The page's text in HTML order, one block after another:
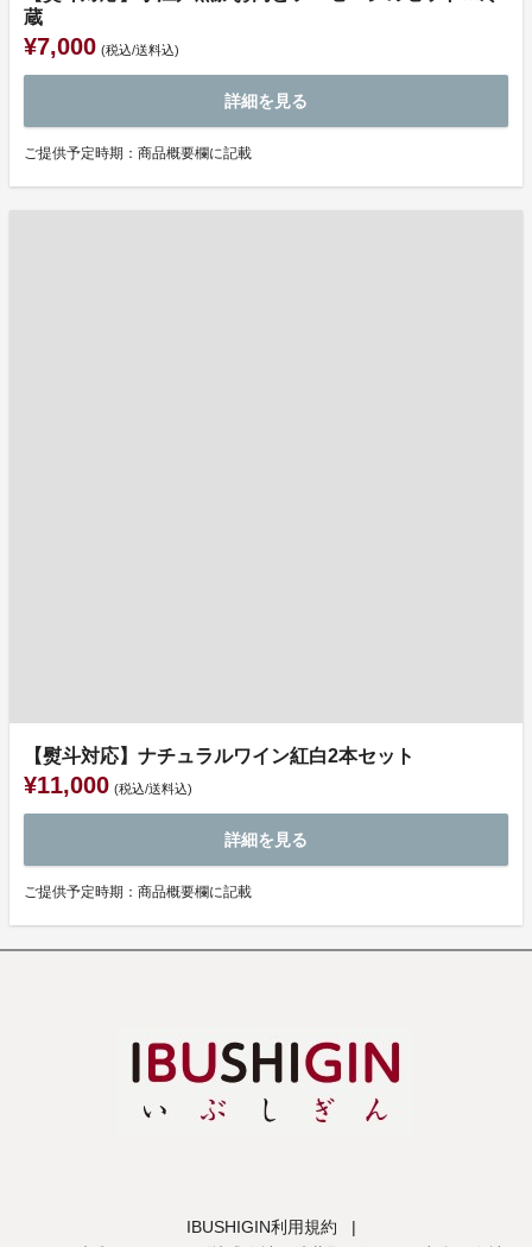
蔵
¥7,000 (税込/送料込)
詳細を見る
ご提供予定時期：商品概要欄に記載
【熨斗対応】ナチュラルワイン紅白2本セット
¥11,000 (税込/送料込)
詳細を見る
ご提供予定時期：商品概要欄に記載
IBUSHIGIN利用規約
|